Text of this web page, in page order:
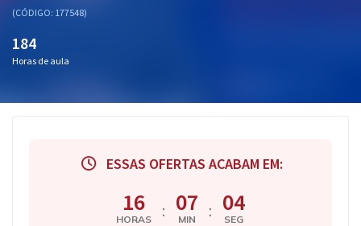
OAB
Mentorias
(CÓDIGO: 177548)
184
Horas de aula
ESSAS OFERTAS ACABAM EM:
16
HORAS : 07
MIN : 03
SEG